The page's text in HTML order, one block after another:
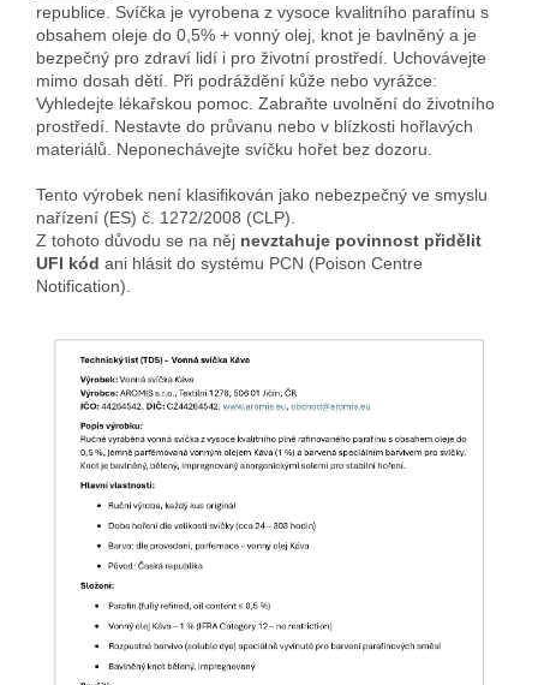
republice. Svíčka je vyrobena z vysoce kvalitního parafínu s
obsahem oleje do 0,5% + vonný olej, knot je bavlněný a je
bezpečný pro zdraví lidí i pro životní prostředí. Uchovávejte
mimo dosah dětí. Při podráždění kůže nebo vyrážce:
Vyhledejte lékařskou pomoc. Zabraňte uvolnění do životního
prostředí. Nestavte do průvanu nebo v blízkosti hořlavých
materiálů. Neponechávejte svíčku hořet bez dozoru.
Tento výrobek není klasifikován jako nebezpečný ve smyslu
nařízení (ES) č. 1272/2008 (CLP).
Z tohoto důvodu se na něj nevztahuje povinnost přidělit
UFI kód ani hlásit do systému PCN (Poison Centre
Notification).